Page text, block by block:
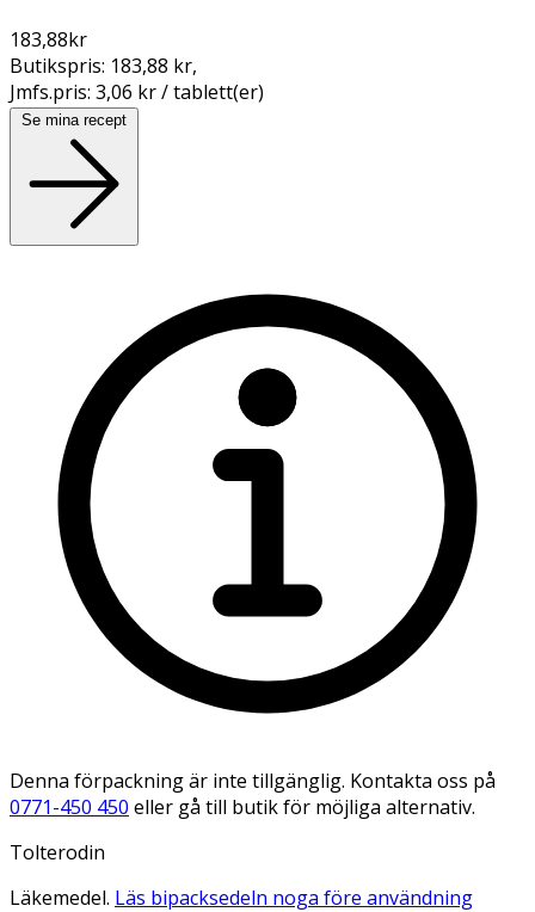
183,88kr
Butikspris: 183,88 kr,
Jmfs.pris: 3,06 kr / tablett(er)
Se mina recept
Denna förpackning är inte tillgänglig. Kontakta oss på
0771-450 450 eller gå till butik för möjliga alternativ.
Tolterodin
Läkemedel. Läs bipacksedeln noga före användning